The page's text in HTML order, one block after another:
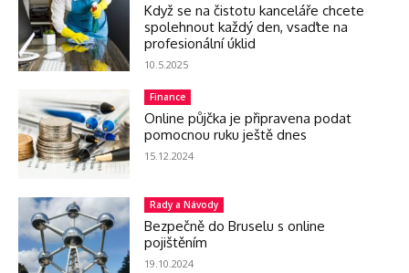
Když se na čistotu kanceláře chcete
spolehnout každý den, vsaďte na
profesionální úklid
10.5.2025
Finance
Online půjčka je připravena podat
pomocnou ruku ještě dnes
15.12.2024
Rady a Návody
Bezpečně do Bruselu s online
pojištěním
19.10.2024